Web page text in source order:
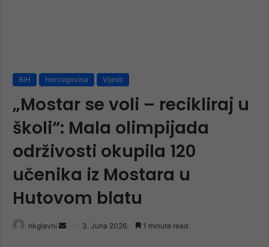
BiH Hercegovina Vijesti
„Mostar se voli – recikliraj u
školi“: Mala olimpijada
održivosti okupila 120
učenika iz Mostara u
Hutovom blatu
nkglavni
Send 3. Juna 2026. 1 minute read